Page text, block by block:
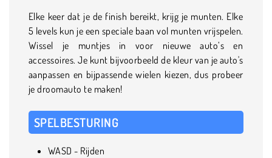
Elke keer dat je de finish bereikt, krijg je munten. Elke
5 levels kun je een speciale baan vol munten vrijspelen.
Wissel je muntjes in voor nieuwe auto’s en
accessoires. Je kunt bijvoorbeeld de kleur van je auto's
aanpassen en bijpassende wielen kiezen, dus probeer
je droomauto te maken!
SPELBESTURING
WASD - Rijden